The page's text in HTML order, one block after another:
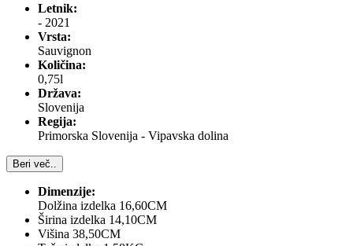
Letnik:
- 2021
Vrsta:
Sauvignon
Količina:
0,75l
Država:
Slovenija
Regija:
Primorska Slovenija - Vipavska dolina
Beri več..
Dimenzije:
Dolžina izdelka 16,60CM
Širina izdelka 14,10CM
Višina 38,50CM